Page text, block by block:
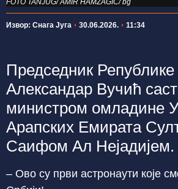
FOTO TANJUG/ AMIR HAMZAGIĆ/ bg
Извор: Снага Југа 30.06.2026. 11:34
Председник
Александар Вучић
министром омладине
Арапских Емирата
Саифом Ал Нејадијем.
– Ово су први астронаути које